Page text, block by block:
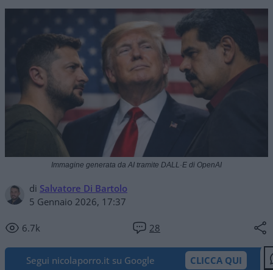
di Salvatore Di Bartolo
5 Gennaio 2026, 17:37
6.7k 28
Immagine generata da AI tramite DALL·E di OpenAI
Segui nicolaporro.it su Google CLICCA QUI